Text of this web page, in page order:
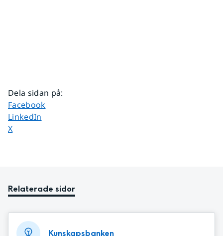
Dela sidan på:
Dela sidan på
Facebook
Dela sidan på
LinkedIn
Dela sidan på
X
Relaterade sidor
Kunskapsbanken